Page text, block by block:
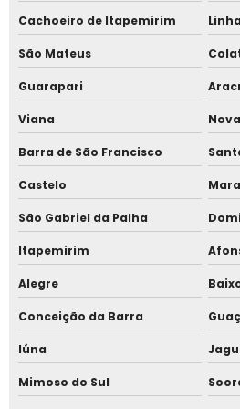
Fechadura eletromagnética
Fechadura eletromagnética
Fecho eletromagnético
Ponto de nuvem
Ponto online para empresas
Relógio biométrico digital
Relógio de ponto biométrico com
Relógio de ponto biométrico para
Relógio de ponto com biometria
Relógio de ponto com
Cachoeiro de Itapemirim
São Mateus
Guarapari
Viana
Barra de São Francisco
Castelo
São Gabriel da Palha
Itapemirim
Alegre
Conceição da Barra
Iúna
Mimoso do Sul